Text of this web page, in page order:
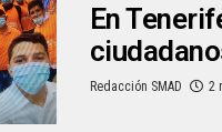
En
Redacción SMAD 2